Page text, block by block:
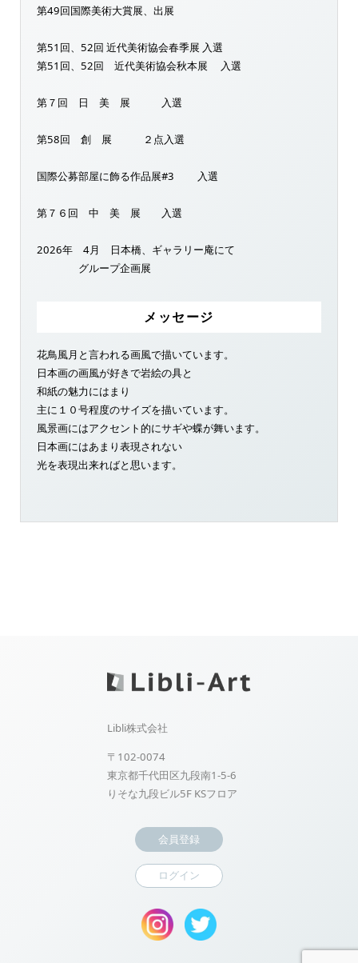
第49回国際美術大賞展、出展
第51回、52回 近代美術協会春季展 入選
第51回、52回 近代美術協会秋本展 入選
第７回 日 美 展 入選
第58回 創 展 ２点入選
国際公募部屋に飾る作品展#3 入選
第７６回 中 美 展 入選
2026年 4月 日本橋、ギャラリー庵にて
グループ企画展
メッセージ
花鳥風月と言われる画風で描いています。
日本画の画風が好きで岩絵の具と
和紙の魅力にはまり
主に１０号程度のサイズを描いています。
風景画にはアクセント的にサギや蝶が舞います。
日本画にはあまり表現されない
光を表現出来ればと思います。
Libli株式会社
〒102-0074
東京都千代田区九段南1-5-6
りそな九段ビル5F KSフロア
会員登録
ログイン